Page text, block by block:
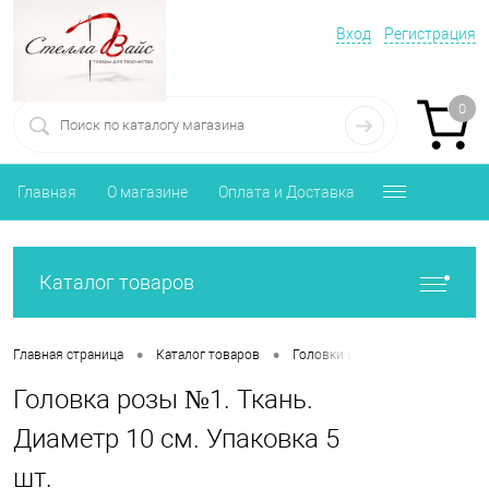
Вход Регистрация
0
Главная О магазине Оплата и Доставка
Каталог товаров
Главная страница • Каталог товаров • Головки цветов
Головка розы №1. Ткань.
Диаметр 10 см. Упаковка 5
шт.